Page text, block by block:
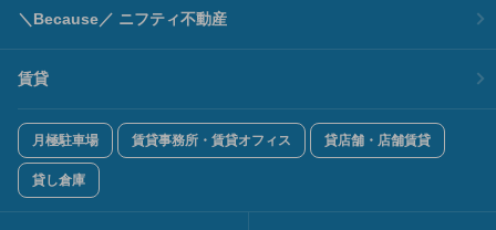
＼Because／ ニフティ不動産
賃貸
月極駐車場 賃貸事務所・賃貸オフィス 貸店舗・店舗賃貸
貸し倉庫